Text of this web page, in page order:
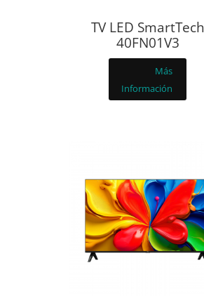
TV LED SmartTech
40FN01V3
Más
Información